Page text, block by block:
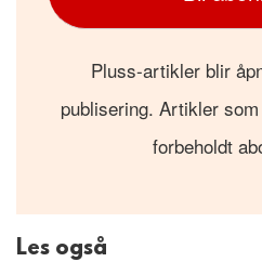
Pluss-artikler blir
publisering. Artikler
forbeholdt
Les også